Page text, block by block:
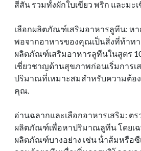
สีสัน รวมทั้งผักใบเขียว พริก และมะ
เลือกผลิตภัณฑ์เสริมอาหารลูทีน: หา
พอจากอาหารของคุณเป็นสิ่งที่ท้าท
ผลิตภัณฑ์เสริมอาหารลูทีนในสูตร
เชี่ยวชาญด้านสุขภาพก่อนเริ่มการเ
ปริมาณที่เหมาะสมสําหรับความต้อ
คุณ.
อ่านฉลากและเลือกอาหารเสริม: ต
ผลิตภัณฑ์เพื่อหาปริมาณลูทีน โดยเฉ
ผลิตภัณฑ์บางอย่าง เช่น น้ําส้มหรือซี